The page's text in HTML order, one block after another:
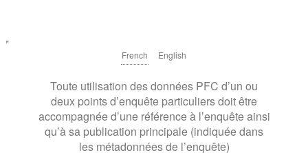
French English
Toute utilisation des données PFC d’un ou
deux points d’enquête particuliers doit être
accompagnée d’une référence à l’enquête ainsi
qu’à sa publication principale (indiquée dans
les métadonnées de l’enquête)